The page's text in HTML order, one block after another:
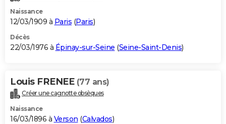
Naissance
12/03/1909 à Paris (Paris)
Décès
22/03/1976 à Épinay-sur-Seine (Seine-Saint-Denis)
Louis FRENEE (77 ans)
Créer une cagnotte obsèques
Naissance
16/03/1896 à Verson (Calvados)